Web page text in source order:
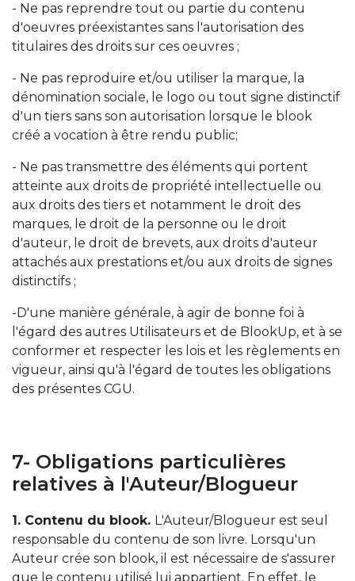
- Ne pas reprendre tout ou partie du contenu
d'oeuvres préexistantes sans l'autorisation des
titulaires des droits sur ces oeuvres ;
- Ne pas reproduire et/ou utiliser la marque, la
dénomination sociale, le logo ou tout signe distinctif
d'un tiers sans son autorisation lorsque le blook
créé a vocation à être rendu public;
- Ne pas transmettre des éléments qui portent
atteinte aux droits de propriété intellectuelle ou
aux droits des tiers et notamment le droit des
marques, le droit de la personne ou le droit
d'auteur, le droit de brevets, aux droits d'auteur
attachés aux prestations et/ou aux droits de signes
distinctifs ;
-D'une manière générale, à agir de bonne foi à
l'égard des autres Utilisateurs et de BlookUp, et à se
conformer et respecter les lois et les règlements en
vigueur, ainsi qu'à l'égard de toutes les obligations
des présentes CGU.
7- Obligations particulières
relatives à l'Auteur/Blogueur
1. Contenu du blook. L'Auteur/Blogueur est seul
responsable du contenu de son livre. Lorsqu'un
Auteur crée son blook, il est nécessaire de s'assurer
que le contenu utilisé lui appartient. En effet, le